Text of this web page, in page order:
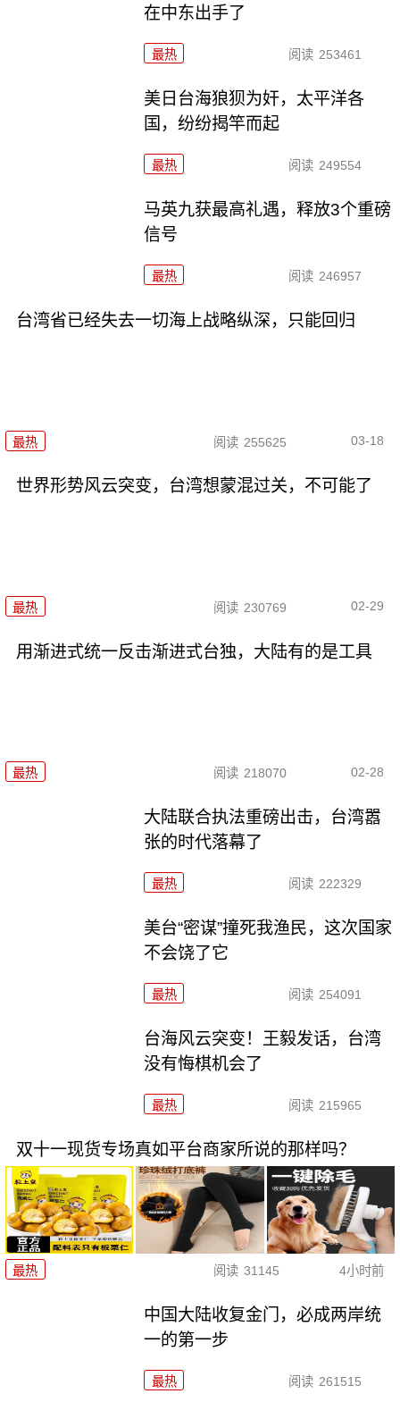
在中东出手了
最热 阅读 253461
美日台海狼狈为奸，太平洋各
国，纷纷揭竿而起
最热 阅读 249554
马英九获最高礼遇，释放3个重磅
信号
最热 阅读 246957
台湾省已经失去一切海上战略纵深，只能回归
最热 阅读 255625 03-18
世界形势风云突变，台湾想蒙混过关，不可能了
最热 阅读 230769 02-29
用渐进式统一反击渐进式台独，大陆有的是工具
最热 阅读 218070 02-28
大陆联合执法重磅出击，台湾嚣
张的时代落幕了
最热 阅读 222329
美台“密谋”撞死我渔民，这次国家
不会饶了它
最热 阅读 254091
台海风云突变！王毅发话，台湾
没有悔棋机会了
最热 阅读 215965
双十一现货专场真如平台商家所说的那样吗？
最热 阅读 31145 4小时前
中国大陆收复金门，必成两岸统
一的第一步
最热 阅读 261515